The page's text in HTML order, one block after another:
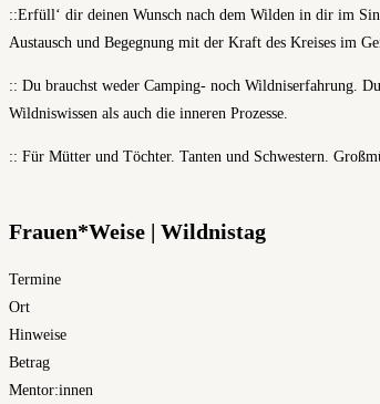
::Erfüll‘ dir deinen Wunsch nach dem Wilden in dir im
Austausch und Begegnung mit der Kraft des Kreises im
:: Du brauchst weder Camping- noch Wildniserfahrung.
Wildniswissen als auch die inneren Prozesse.
:: Für Mütter und Töchter. Tanten und Schwestern.
Frauen*Weise | Wildnistag
Termine
Ort
Hinweise
Betrag
Mentor:innen